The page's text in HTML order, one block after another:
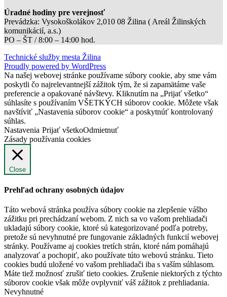
Úradné hodiny pre verejnosť
Prevádzka: Vysokoškolákov 2,010 08 Žilina ( Areál Žilinských
komunikácií, a.s.)
PO – ŠT / 8:00 – 14:00 hod.
Technické služby mesta Žilina
Proudly powered by WordPress
Na našej webovej stránke používame súbory cookie, aby sme vám
poskytli čo najrelevantnejší zážitok tým, že si zapamätáme vaše
preferencie a opakované návštevy. Kliknutím na „Prijať všetko“
súhlasíte s používaním VŠETKÝCH súborov cookie. Môžete však
navštíviť „Nastavenia súborov cookie“ a poskytnúť kontrolovaný
súhlas.
Nastavenia Prijať všetkoOdmietnuť
Zásady používania cookies
Close
Prehľad ochrany osobných údajov
Táto webová stránka používa súbory cookie na zlepšenie vášho
zážitku pri prechádzaní webom. Z nich sa vo vašom prehliadači
ukladajú súbory cookie, ktoré sú kategorizované podľa potreby,
pretože sú nevyhnutné pre fungovanie základných funkcií webovej
stránky. Používame aj cookies tretích strán, ktoré nám pomáhajú
analyzovať a pochopiť, ako používate túto webovú stránku. Tieto
cookies budú uložené vo vašom prehliadači iba s vaším súhlasom.
Máte tiež možnosť zrušiť tieto cookies. Zrušenie niektorých z týchto
súborov cookie však môže ovplyvniť váš zážitok z prehliadania.
Nevyhnutné